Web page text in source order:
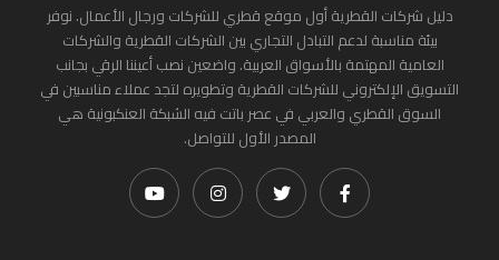
دليل شركات القطرية أول موقع قطري للشركات ورجال الأعمال. نوفر
بيئة مناسبة لدعم التبادل التجاري بين الشركات القطرية والشركات
العامية المهتمة بالأسواق العربية. واضعين نصب أعيننا الرقي بجانب
التسويق الإلكتروني للشركات القطرية وتطويره لتجد عملاء مناسبين في
السوق القطري والعربي في عصر باتت فيه الشبكة العنكبونية هي
المصدر الأول للتواصل.